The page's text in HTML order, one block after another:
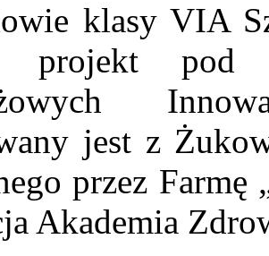
klasy VIA
projekt pod
jest z
przez
Akademia